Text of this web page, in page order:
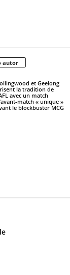
autor
et Geelong
la tradition de
avec un match
match « unique »
le blockbuster MCG